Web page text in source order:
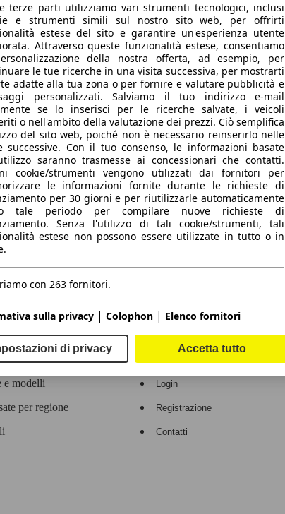
e modelli
per regione
Area rivenditori
Login
Registrazione
Contatti
terze parti utilizziamo vari strumenti tecnologici, inclusi
e strumenti simili sul nostro sito web, per offrirti
estese del sito e garantire un'esperienza utente
Attraverso queste funzionalità estese, consentiamo
della nostra offerta, ad esempio, per
le tue ricerche in una visita successiva, per mostrarti
adatte alla tua zona o per fornire e valutare pubblicità e
personalizzati. Salviamo il tuo indirizzo e-mail
se lo inserisci per le ricerche salvate, i veicoli
o nell'ambito della valutazione dei prezzi. Ciò semplifica
del sito web, poiché non è necessario reinserirlo nelle
successive. Con il tuo consenso, le informazioni basate
saranno trasmesse ai concessionari che contatti.
cookie/strumenti vengono utilizzati dai fornitori per
le informazioni fornite durante le richieste di
per 30 giorni e per riutilizzarle automaticamente
tale periodo per compilare nuove richieste di
Senza l'utilizzo di tali cookie/strumenti, tali
estese non possono essere utilizzate in tutto o in
con 263 fornitori.
sulla privacy | Colophon | Elenco fornitori
di privacy Accetta tutto